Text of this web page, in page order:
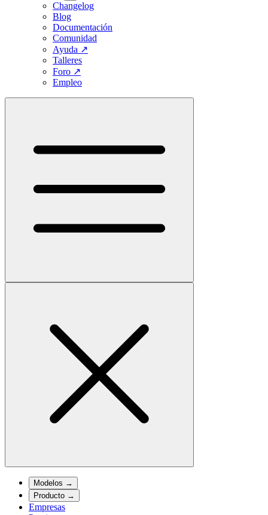
Changelog
Blog
Documentación
Comunidad
Ayuda ↗
Talleres
Foro ↗
Empleo
Modelos →
Producto →
Empresas